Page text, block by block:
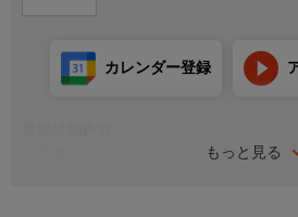
もっと見る
カレンダー登録